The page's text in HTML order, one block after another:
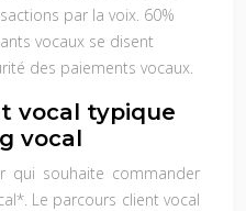
par la voix. 60%
vocaux se disent
des paiements vocaux.
vocal typique
vocal
qui souhaite commander
Le parcours client vocal